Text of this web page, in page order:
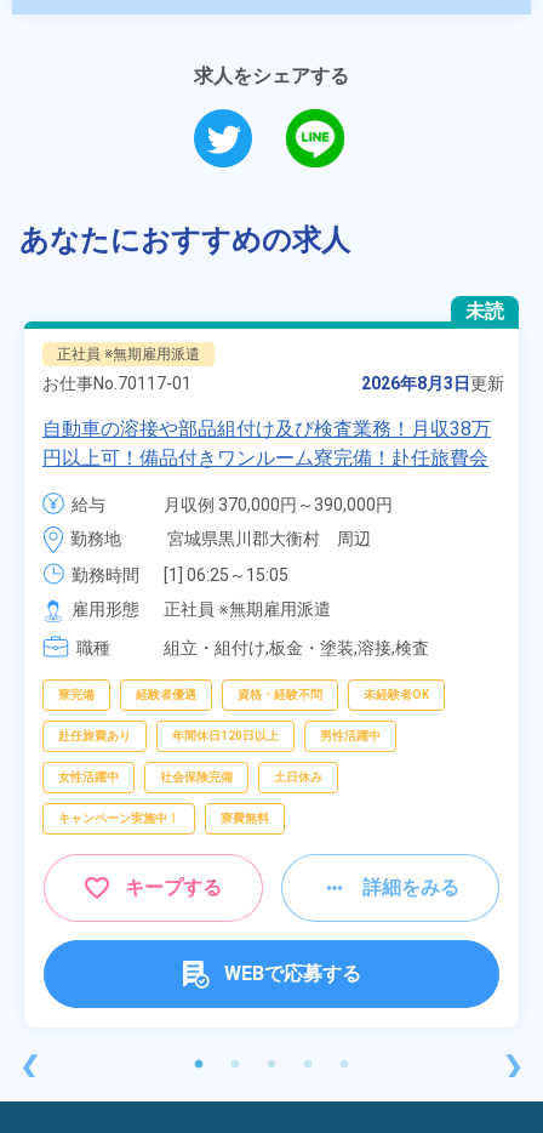
求人をシェアする
あなたにおすすめの求人
❮
未読
正社員 ※無期雇用派遣
お仕事No. 70117-01 2026年8月3日更新
自動車の溶接や部品組付け及び検査業務！月収38万
円以上可！備品付きワンルーム寮完備！赴任旅費会
社負担★人気の土日休み！昇給＆業績賞与あり！
車・バイク通勤可！無料駐車場あり！カップルでの
応募OK★《宮城県大衡村》
給与
月収例 370,000円～390,000円
時給 1,700円～1,700円
勤務地
宮城県黒川郡大衡村　周辺
勤務時間
[1] 06:25～15:05
[2] 16:00～00:40
[3] 16:30～01:10
[4] 08:00～16:40
雇用形態
正社員 ※無期雇用派遣
職種
組立・組付け,板金・塗装,溶接,検査
寮完備 経験者優遇 資格・経験不問 未経験者OK
赴任旅費あり 年間休日120日以上 男性活躍中
女性活躍中 社会保険完備 土日休み
キャンペーン実施中！ 寮費無料
キープする 詳細をみる
WEBで応募する
❯